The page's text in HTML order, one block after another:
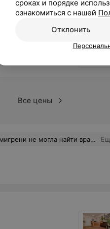
Все цены
после консультаций Татьяны. Очень рада, что встретила такого специалиста.
сроках и порядке
ознакомиться с нашей
Отклонить